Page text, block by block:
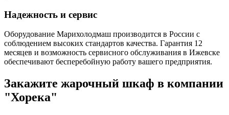
Надежность и сервис
Оборудование Марихолодмаш производится в России с
соблюдением высоких стандартов качества. Гарантия 12
месяцев и возможность сервисного обслуживания в Ижевске
обеспечивают бесперебойную работу вашего предприятия.
Закажите жарочный шкаф в компании
"Хорека"